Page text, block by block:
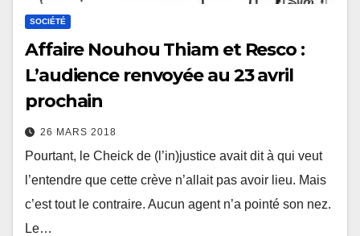
SOCIÉTÉ
Affaire Nouhou Thiam et Resco :
L’audience renvoyée au 23 avril
prochain
26 MARS 2018
Pourtant, le Cheick de (l’in)justice avait dit à qui veut
l’entendre que cette crève n’allait pas avoir lieu. Mais
c’est tout le contraire. Aucun agent n’a pointé son nez.
Le…